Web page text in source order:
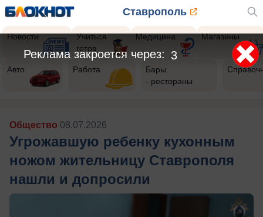
Ставрополь
Новости
Учиться
готов
Медицина Магазины
Авто Работа
Бары
- рестораны
Общество 08.07.2026
Угрожавшую ребенку кухонным
ножом жительницу Ставрополя
нашли и допросили
1
Реклама закроется через: